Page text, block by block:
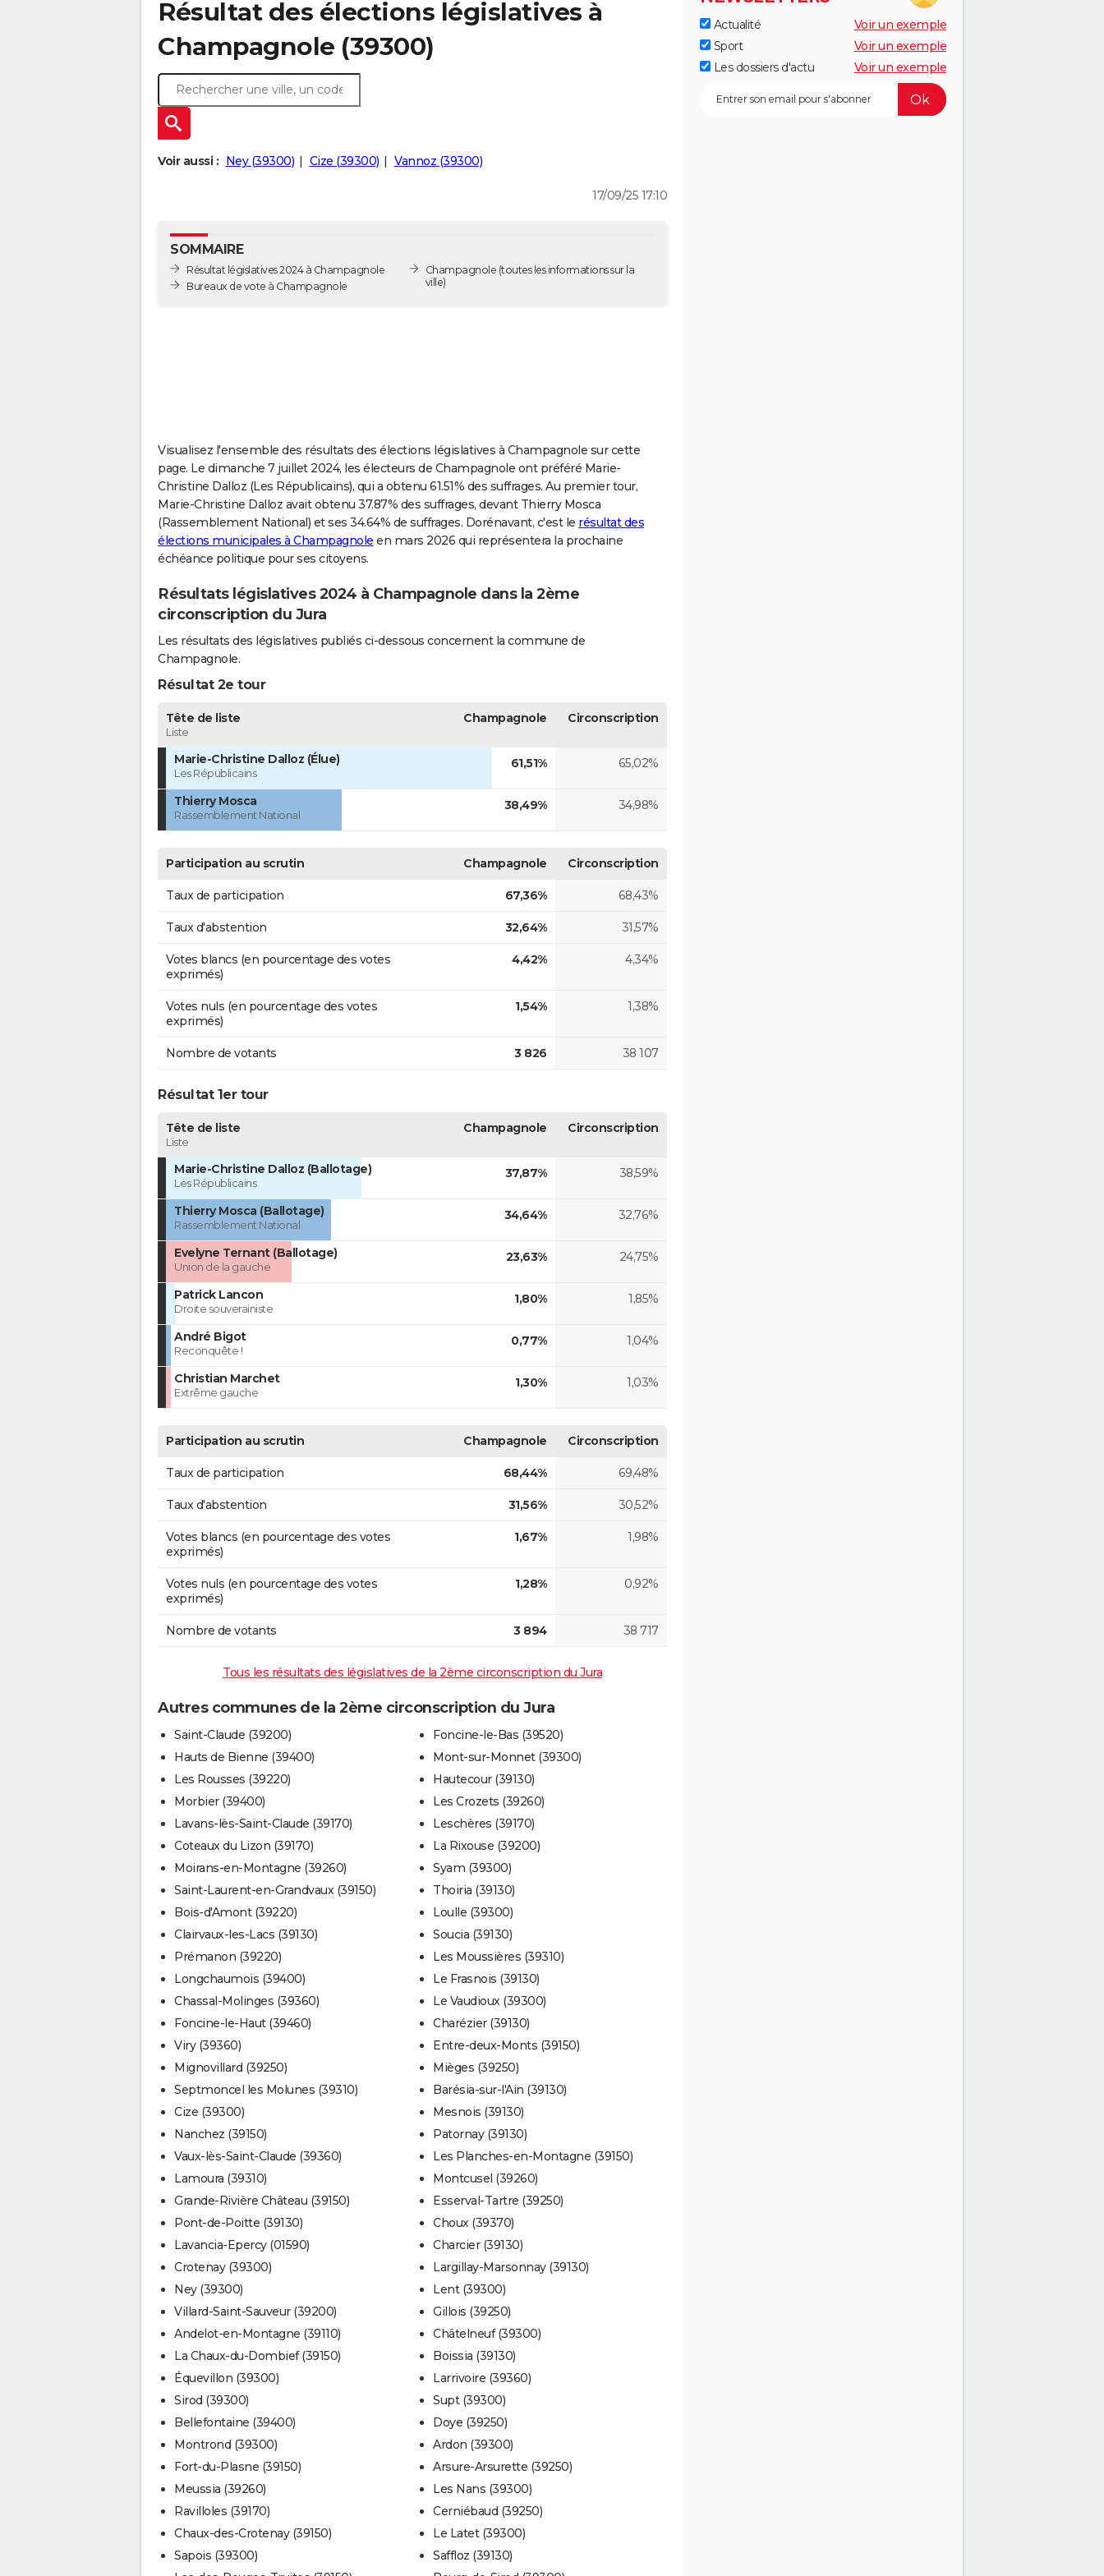
Résultat des élections législatives à
Champagnole (39300)
Voir aussi : Ney (39300) Cize (39300) Vannoz (39300)
17/09/25 17:10
SOMMAIRE
Résultat législatives 2024 à Champagnole
Bureaux de vote à Champagnole
Champagnole (toutes les informations sur la
ville)
Visualisez l'ensemble des résultats des élections législatives à Champagnole sur cette
page. Le dimanche 7 juillet 2024, les électeurs de Champagnole ont préféré Marie-
Christine Dalloz (Les Républicains), qui a obtenu 61.51% des suffrages. Au premier tour,
Marie-Christine Dalloz avait obtenu 37.87% des suffrages, devant Thierry Mosca
(Rassemblement National) et ses 34.64% de suffrages. Dorénavant, c'est le résultat des
élections municipales à Champagnole en mars 2026 qui représentera la prochaine
échéance politique pour ses citoyens.
Résultats législatives 2024 à Champagnole dans la 2ème
circonscription du Jura
Les résultats des législatives publiés ci-dessous concernent la commune de
Champagnole.
Résultat 2e tour
Tête de liste
Liste
Champagnole Circonscription
Marie-Christine Dalloz (Élue)
Les Républicains
61,51% 65,02%
Thierry Mosca
Rassemblement National
38,49% 34,98%
Participation au scrutin Champagnole Circonscription
Taux de participation 67,36% 68,43%
Taux d'abstention 32,64% 31,57%
Votes blancs (en pourcentage des votes
exprimés)
4,42% 4,34%
Votes nuls (en pourcentage des votes
exprimés)
1,54% 1,38%
Nombre de votants 3 826 38 107
Résultat 1er tour
Tête de liste
Liste
Champagnole Circonscription
Marie-Christine Dalloz (Ballotage)
Les Républicains
37,87% 38,59%
Thierry Mosca (Ballotage)
Rassemblement National
34,64% 32,76%
Evelyne Ternant (Ballotage)
Union de la gauche
23,63% 24,75%
Patrick Lancon
Droite souverainiste
1,80% 1,85%
André Bigot
Reconquête !
0,77% 1,04%
Christian Marchet
Extrême gauche
1,30% 1,03%
Participation au scrutin Champagnole Circonscription
Taux de participation 68,44% 69,48%
Taux d'abstention 31,56% 30,52%
Votes blancs (en pourcentage des votes
exprimés)
1,67% 1,98%
Votes nuls (en pourcentage des votes
exprimés)
1,28% 0,92%
Nombre de votants 3 894 38 717
Tous les résultats des législatives de la 2ème circonscription du Jura
Autres communes de la 2ème circonscription du Jura
Saint-Claude (39200)
Hauts de Bienne (39400)
Les Rousses (39220)
Morbier (39400)
Lavans-lès-Saint-Claude (39170)
Coteaux du Lizon (39170)
Moirans-en-Montagne (39260)
Saint-Laurent-en-Grandvaux (39150)
Bois-d'Amont (39220)
Clairvaux-les-Lacs (39130)
Prémanon (39220)
Longchaumois (39400)
Chassal-Molinges (39360)
Foncine-le-Haut (39460)
Viry (39360)
Mignovillard (39250)
Septmoncel les Molunes (39310)
Cize (39300)
Nanchez (39150)
Vaux-lès-Saint-Claude (39360)
Lamoura (39310)
Grande-Rivière Château (39150)
Pont-de-Poitte (39130)
Lavancia-Epercy (01590)
Crotenay (39300)
Ney (39300)
Villard-Saint-Sauveur (39200)
Andelot-en-Montagne (39110)
La Chaux-du-Dombief (39150)
Équevillon (39300)
Sirod (39300)
Bellefontaine (39400)
Montrond (39300)
Fort-du-Plasne (39150)
Meussia (39260)
Ravilloles (39170)
Chaux-des-Crotenay (39150)
Sapois (39300)
Foncine-le-Bas (39520)
Mont-sur-Monnet (39300)
Hautecour (39130)
Les Crozets (39260)
Leschères (39170)
La Rixouse (39200)
Syam (39300)
Thoiria (39130)
Loulle (39300)
Soucia (39130)
Les Moussières (39310)
Le Frasnois (39130)
Le Vaudioux (39300)
Charézier (39130)
Entre-deux-Monts (39150)
Mièges (39250)
Barésia-sur-l'Ain (39130)
Mesnois (39130)
Patornay (39130)
Les Planches-en-Montagne (39150)
Montcusel (39260)
Esserval-Tartre (39250)
Choux (39370)
Charcier (39130)
Largillay-Marsonnay (39130)
Lent (39300)
Gillois (39250)
Châtelneuf (39300)
Boissia (39130)
Larrivoire (39360)
Supt (39300)
Doye (39250)
Ardon (39300)
Arsure-Arsurette (39250)
Les Nans (39300)
Cerniébaud (39250)
Le Latet (39300)
Saffloz (39130)
Actualité
Voir un exemple
Sport
Voir un exemple
Les dossiers d'actu
Voir un exemple